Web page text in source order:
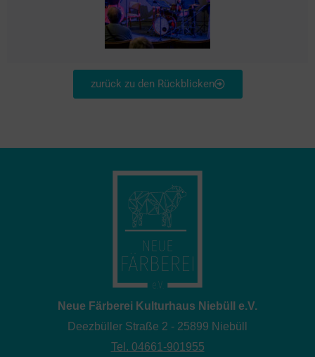
zurück zu den Rückblicken
Neue Färberei Kulturhaus Niebüll e.V.
Deezbüller Straße 2 - 25899 Niebüll
Tel. 04661-901955